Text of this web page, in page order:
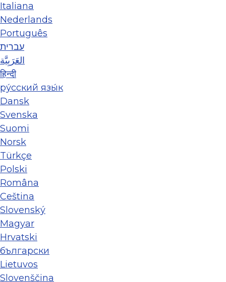
Italiana
Nederlands
Português
עברית
العَرَبِيَّة
हिन्दी
ру́сский язы́к
Dansk
Svenska
Suomi
Norsk
Türkçe
Polski
Româna
Ceština
Slovenský
Magyar
Hrvatski
български
Lietuvos
Slovenščina